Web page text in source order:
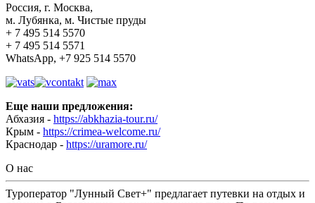
Россия, г. Москва,
м. Лубянка, м. Чистые пруды
+ 7 495 514 5570
+ 7 495 514 5571
WhatsApp, +7 925 514 5570
Еще наши предложения:
Абхазия - https://abkhazia-tour.ru/
Крым - https://crimea-welcome.ru/
Краснодар - https://uramore.ru/
О нас
Туроператор "Лунный Свет+" предлагает путевки на отдых и